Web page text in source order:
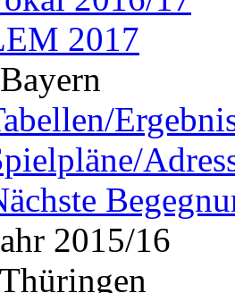
2017
2015/16